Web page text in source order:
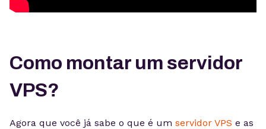
Como montar um servidor
VPS?
Agora que você já sabe o que é um servidor VPS e as